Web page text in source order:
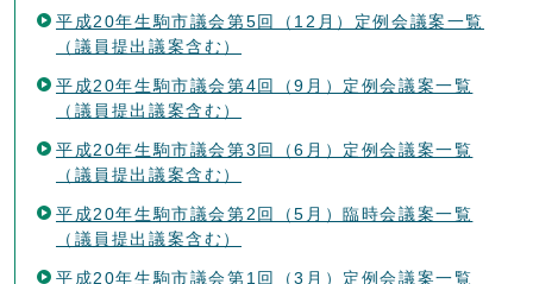
平成20年生駒市議会第5回（12月）定例会議案一覧
（議員提出議案含む）
平成20年生駒市議会第4回（9月）定例会議案一覧
（議員提出議案含む）
平成20年生駒市議会第3回（6月）定例会議案一覧
（議員提出議案含む）
平成20年生駒市議会第2回（5月）臨時会議案一覧
（議員提出議案含む）
平成20年生駒市議会第1回（3月）定例会議案一覧